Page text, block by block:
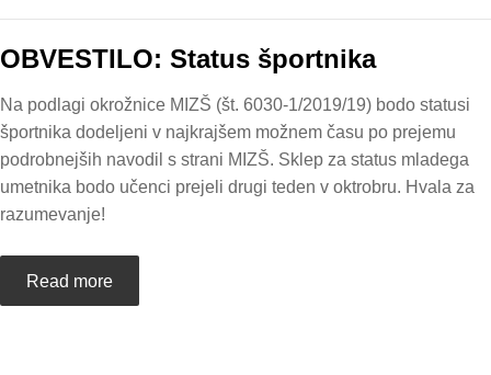
OBVESTILO: Status športnika
Na podlagi okrožnice MIZŠ (št. 6030-1/2019/19) bodo statusi
športnika dodeljeni v najkrajšem možnem času po prejemu
podrobnejših navodil s strani MIZŠ. Sklep za status mladega
umetnika bodo učenci prejeli drugi teden v oktrobru. Hvala za
razumevanje!
Read more